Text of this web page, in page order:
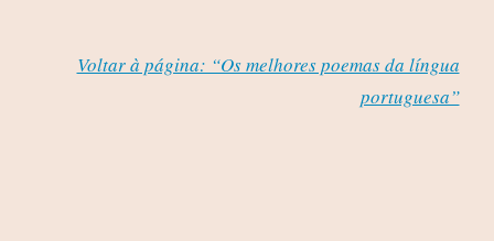
Voltar à página: “Os melhores poemas da língua
portuguesa”